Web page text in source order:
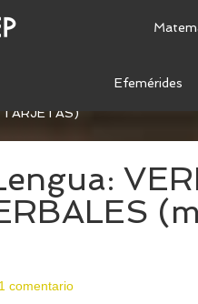
Efemérides
TARJETAS)
1 comentario